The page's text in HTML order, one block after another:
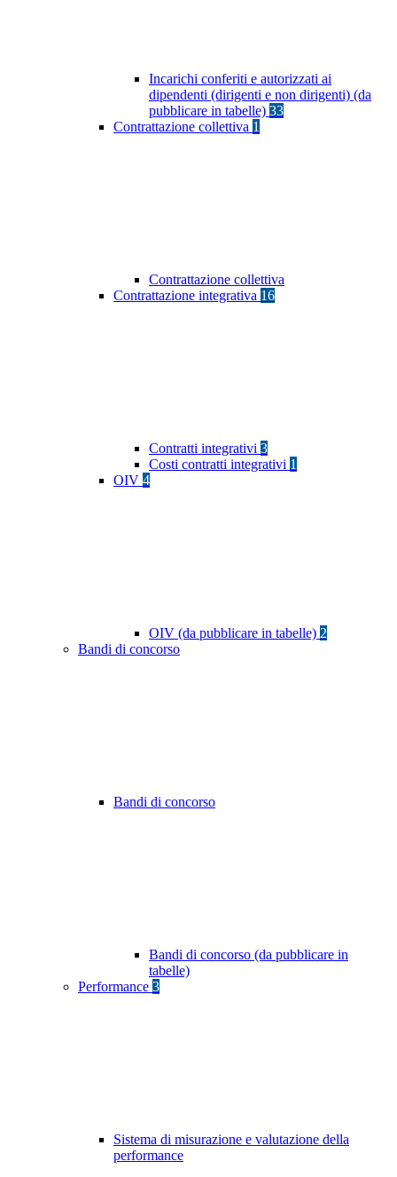
Incarichi conferiti e autorizzati ai
dipendenti (dirigenti e non dirigenti) (da
pubblicare in tabelle) 33
Contrattazione collettiva 1
Contrattazione collettiva
Contrattazione integrativa 16
Contratti integrativi 3
Costi contratti integrativi 1
OIV 4
OIV (da pubblicare in tabelle) 2
Bandi di concorso
Bandi di concorso
Bandi di concorso (da pubblicare in
tabelle)
Performance 3
Sistema di misurazione e valutazione della
performance